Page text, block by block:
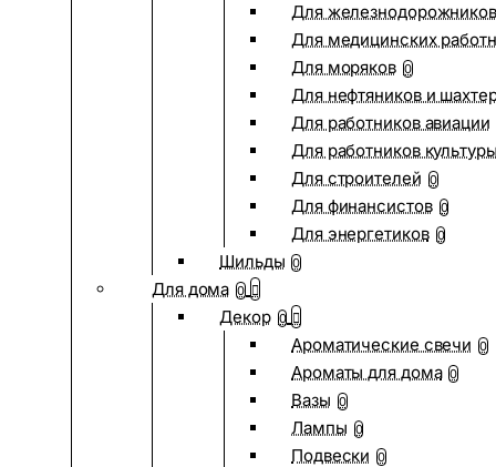
Для железнодорожников
Для медицинских
Для моряков 0
Для нефтяников и
Для работников авиации
Для работников
Для строителей 0
Для финансистов 0
Для энергетиков 0
Шильды 0
Для дома 0
Декор 0
Ароматические свечи 0
Ароматы для дома 0
Вазы 0
Лампы 0
Подвески 0